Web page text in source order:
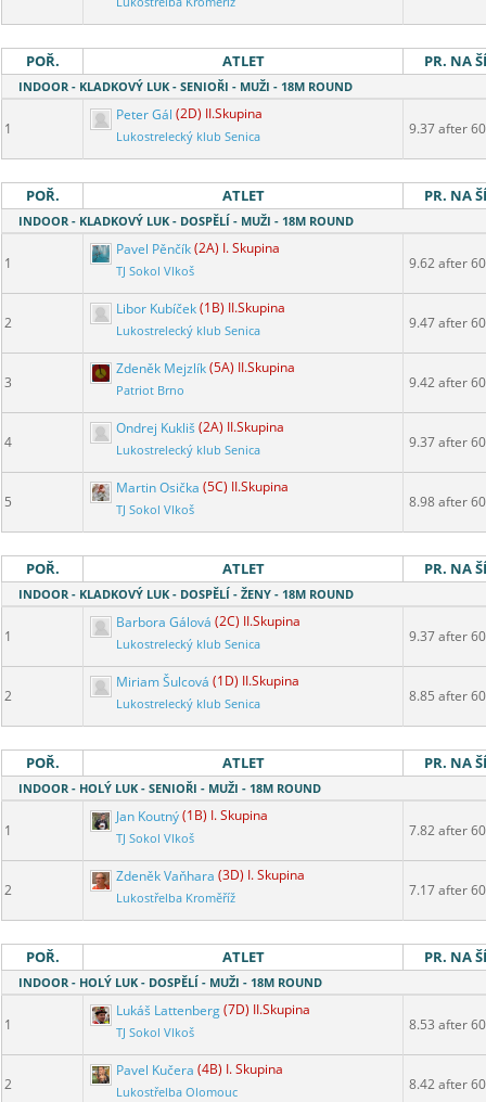
POŘ. ATLET PR. NA
INDOOR - KLADKOVÝ LUK - SENIOŘI - MUŽI - 18M ROUND
1
Peter Gál (2D) II.Skupina
Lukostrelecký klub Senica 9.37 after 60
POŘ. ATLET PR. NA
INDOOR - KLADKOVÝ LUK - DOSPĚLÍ - MUŽI - 18M ROUND
1
Pavel Pěnčík(2A) I. Skupina
TJ Sokol Vlkoš 9.62 after 60
2
Libor Kubíček(1B) II.Skupina
Lukostrelecký klub Senica 9.47 after 60
3
Zdeněk Mejzlík(5A) II.Skupina
Patriot Brno 9.42 after 60
4
Ondrej Kukliš (2A) II.Skupina
Lukostrelecký klub Senica 9.37 after 60
5
Martin Osička (5C) II.Skupina
TJ Sokol Vlkoš 8.98 after 60
POŘ. ATLET PR. NA
INDOOR - KLADKOVÝ LUK - DOSPĚLÍ - ŽENY - 18M ROUND
1
Barbora Gálová (2C) II.Skupina
Lukostrelecký klub Senica 9.37 after 60
2
Miriam Šulcová (1D) II.Skupina
Lukostrelecký klub Senica 8.85 after 60
POŘ. ATLET PR. NA
INDOOR - HOLÝ LUK - SENIOŘI - MUŽI - 18M ROUND
1
Jan Koutný(1B) I. Skupina
TJ Sokol Vlkoš 7.82 after 60
2
Zdeněk Vaňhara (3D) I. Skupina
Lukostřelba Kroměříž 7.17 after 60
POŘ. ATLET PR. NA
INDOOR - HOLÝ LUK - DOSPĚLÍ - MUŽI - 18M ROUND
1
Lukáš Lattenberg(7D) II.Skupina
TJ Sokol Vlkoš 8.53 after 60
2
Pavel Kučera (4B) I. Skupina
Lukostřelba Olomouc 8.42 after 60